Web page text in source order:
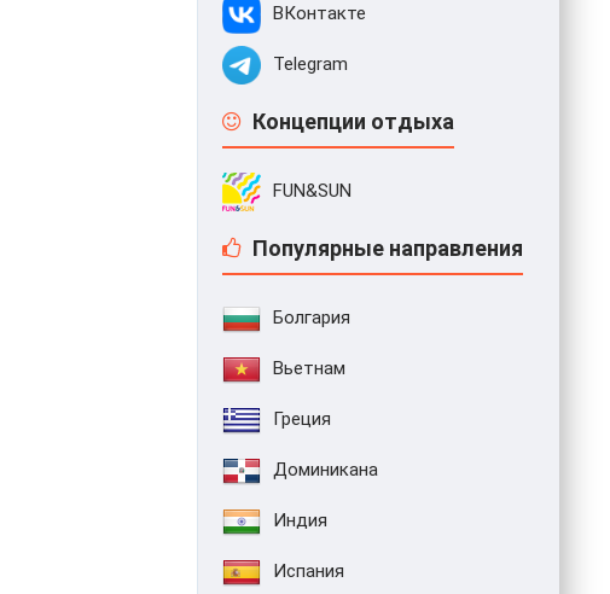
ВКонтакте
Telegram
Концепции отдыха
FUN&SUN
Популярные направления
Болгария
Вьетнам
Греция
Доминикана
Индия
Испания